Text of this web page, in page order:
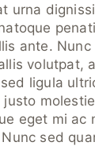
urna
ante.
volutpat,
ligula
eget mi
sed